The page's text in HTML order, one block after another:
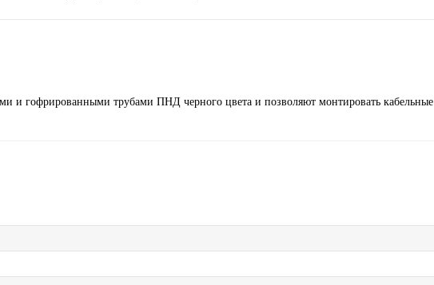
и гофрированными трубами ПНД черного цвета и позволяют монтировать кабельные